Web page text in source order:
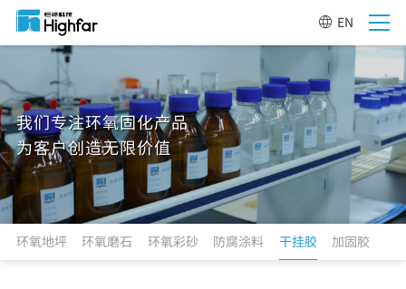
EN
我们专注环氧固化产品
为客户创造无限价值
环氧地坪 环氧磨石 环氧彩砂 防腐涂料 干挂胶 加固胶